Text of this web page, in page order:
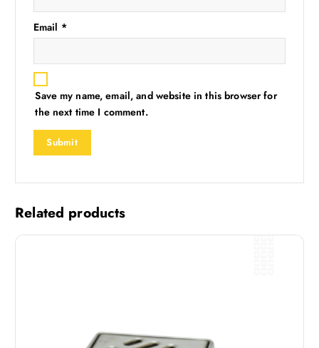
Email *
Save my name, email, and website in this browser for
the next time I comment.
Related products